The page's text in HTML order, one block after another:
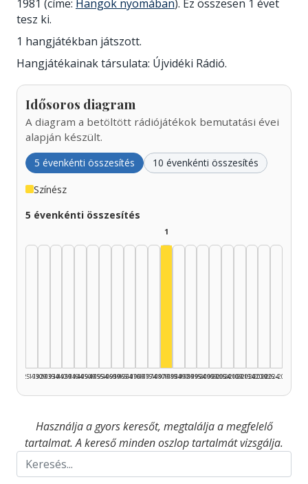
1981 (címe: Hangok nyomában). Ez összesen 1 évet
tesz ki.
1 hangjátékban játszott.
Hangjátékainak társulata: Újvidéki Rádió.
Idősoros diagram
A diagram a betöltött rádiójátékok bemutatási évei
alapján készült.
5 évenkénti összesítés 10 évenkénti összesítés
Színész
5 évenkénti összesítés
1925–1929
1930–1934
1935–1939
1940–1944
1945–1949
1950–1954
1955–1959
1960–1964
1965–1969
1970–1974
1975–1979
1
1980–1984
1985–1989
1990–1994
1995–1999
2000–2004
2005–2009
2010–2014
2015–2019
2020–2024
2025–2026
Használja a gyors keresőt, megtalálja a megfelelő
tartalmat. A kereső minden oszlop tartalmát vizsgálja.